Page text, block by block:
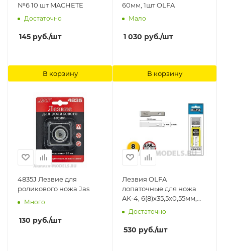
№6 10 шт MACHETE
Достаточно
145 руб./шт
В корзину
60мм, 1шт OLFA
Мало
1 030 руб./шт
В корзину
4835J Лезвие для
роликового ножа Jas
Много
130 руб./шт
Лезвия OLFA
лопаточные для ножа
AK-4, 6(8)х35,5х0,55мм,
5шт OLFA
Достаточно
530 руб./шт